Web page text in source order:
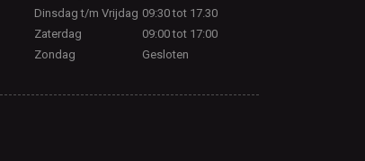
Dinsdag t/m Vrijdag 09:30 tot 17.30
Zaterdag
09:00 tot 17:00
Zondag
Gesloten